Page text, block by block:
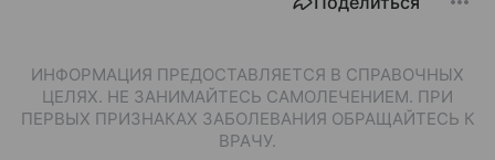
ИНФОРМАЦИЯ ПРЕДОСТАВЛЯЕТСЯ В СПРАВОЧНЫХ
ЦЕЛЯХ. НЕ ЗАНИМАЙТЕСЬ САМОЛЕЧЕНИЕМ. ПРИ
ПЕРВЫХ ПРИЗНАКАХ ЗАБОЛЕВАНИЯ ОБРАЩАЙТЕСЬ К
ВРАЧУ.